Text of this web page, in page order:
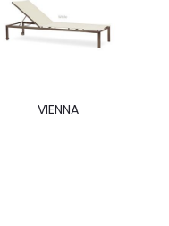
VIENNA